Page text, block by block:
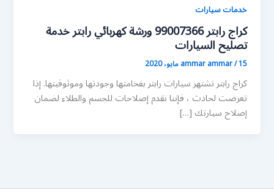
خدمات سيارات
كراج رابتر 99007366 ورشة كهربائي رابتر خدمة
تصليح السيارات
ammar ammar/15 مايو، 2020
كراج رابتر تشتهر سيارات رابتر بفخامتها وجودتها وموثوقيتها. إذا
تعرضت لحادث ، فإننا نقدم إصلاحات للجسم والطلاء لضمان
إصلاح سيارتك […]